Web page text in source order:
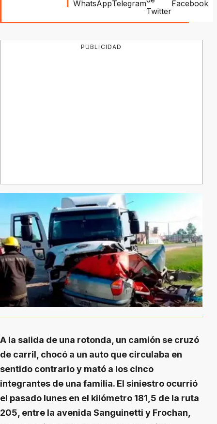
PUBLICIDAD
A la salida de una rotonda, un camión se cruzó
de carril, chocó a un auto que circulaba en
sentido contrario y mató a los cinco
integrantes de una familia. El siniestro ocurrió
el pasado lunes en el kilómetro 181,5 de la ruta
205, entre la avenida Sanguinetti y Frochan,